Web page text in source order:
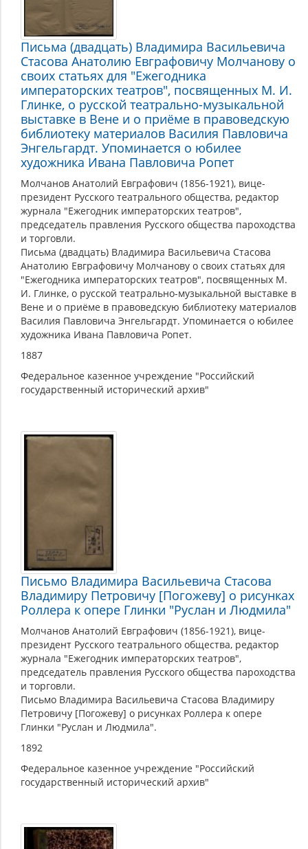
Письма (двадцать) Владимира Васильевича
Стасова Анатолию Евграфовичу Молчанову о
своих статьях для "Ежегодника
императорских театров", посвященных М. И.
Глинке, о русской театрально-музыкальной
выставке в Вене и о приёме в правоведскую
библиотеку материалов Василия Павловича
Энгельгардт. Упоминается о юбилее
художника Ивана Павловича Ропет
Молчанов Анатолий Евграфович (1856-1921), вице-
президент Русского театрального общества, редактор
журнала "Ежегодник императорских театров",
председатель правления Русского общества пароходства
и торговли.
Письма (двадцать) Владимира Васильевича Стасова
Анатолию Евграфовичу Молчанову о своих статьях для
"Ежегодника императорских театров", посвященных М.
И. Глинке, о русской театрально-музыкальной выставке в
Вене и о приёме в правоведскую библиотеку материалов
Василия Павловича Энгельгардт. Упоминается о юбилее
художника Ивана Павловича Ропет.
1887
Федеральное казенное учреждение "Российский
государственный исторический архив"
Письмо Владимира Васильевича Стасова
Владимиру Петровичу [Погожеву] о рисунках
Роллера к опере Глинки "Руслан и Людмила"
Молчанов Анатолий Евграфович (1856-1921), вице-
президент Русского театрального общества, редактор
журнала "Ежегодник императорских театров",
председатель правления Русского общества пароходства
и торговли.
Письмо Владимира Васильевича Стасова Владимиру
Петровичу [Погожеву] о рисунках Роллера к опере
Глинки "Руслан и Людмила".
1892
Федеральное казенное учреждение "Российский
государственный исторический архив"